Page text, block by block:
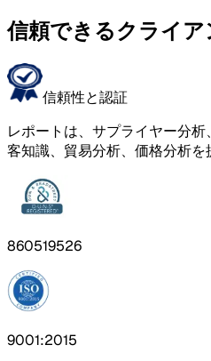
信頼できるクライア
信頼性と認証
レポートは、サプライヤー分
客知識、貿易分析、価格分析を
860519526
9001:2015